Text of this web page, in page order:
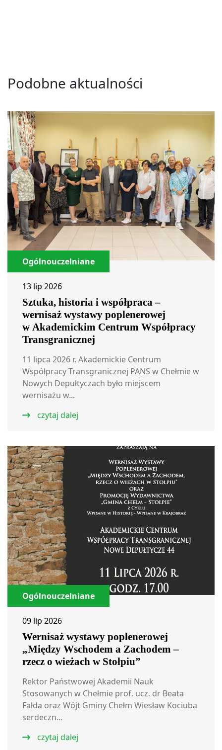
Podobne aktualności
Ogólnouczelniane
13 lip 2026
Sztuka, historia i współpraca –
wernisaż wystawy poplenerowej
w Akademickim Centrum Współpracy
Transgranicznej
11 lipca 2026 r. Akademickie Centrum
Współpracy Transgranicznej PANS w Chełmie w
Nowych Depułtyczach było miejscem
wernisażu w...
czytaj dalej
Ogólnouczelniane
09 lip 2026
Wernisaż wystawy poplenerowej
„Między Wschodem a Zachodem –
rzecz o wieżach w Stołpiu”
Rektor Państwowej Akademii Nauk
Stosowanych w Chełmie prof. ucz. dr Beata
Fałda oraz Wójt Gminy Chełm Wiesław Kociuba
serdeczn...
czytaj dalej